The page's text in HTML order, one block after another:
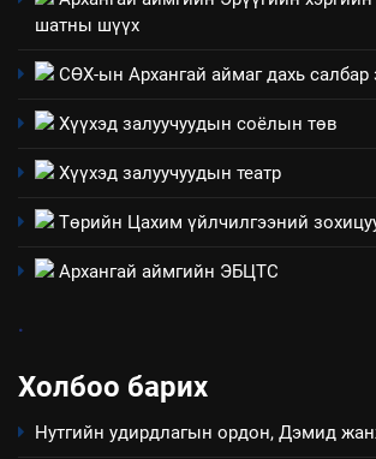
6
Санхүүгийн
ИЛ ТОД БАЙДАЛ
Үйл
үйлдвэрлэл,
ИЛ ТОД БАЙДАЛ
шатны шүүх
СӨХ-ын Архангай аймаг дахь салбар
Хүүхэд залуучуудын соёлын төв
Хүүхэд залуучуудын театр
Төрийн Цахим үйлчилгээний
Архангай аймгийн ЭБЦТС
.
Холбоо барих
Нутгийн удирдлагын ордон, Дэмид